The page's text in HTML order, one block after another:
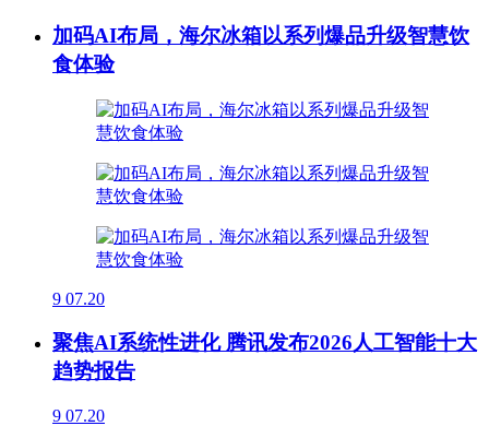
加码AI布局，海尔冰箱以系列爆品升级智慧饮
食体验
9 07.20
聚焦AI系统性进化 腾讯发布2026人工智能十大
趋势报告
9 07.20